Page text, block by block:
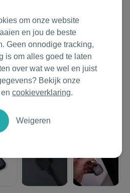
om onze website
en jou de beste
Geen onnodige tracking,
is om alles goed te laten
over wat we wel en juist
Bekijk onze
en cookieverklaring.
Weigeren